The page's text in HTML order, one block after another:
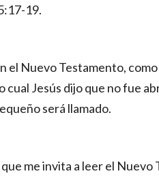
19.
el Nuevo Testamento,
Jesús dijo que no fue
será llamado.
me invita a leer el